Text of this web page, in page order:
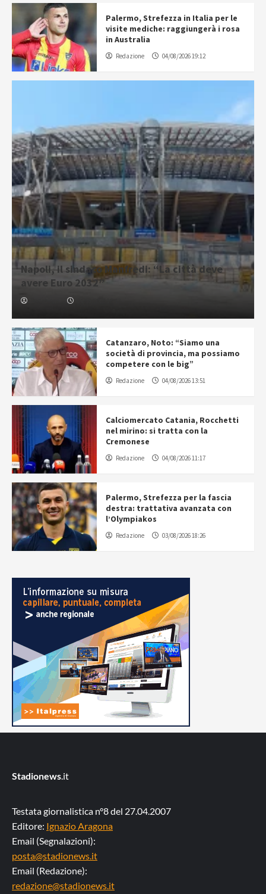
Palermo, Strefezza in Italia per le
visite mediche: raggiungerà i rosa
in Australia
Redazione 04/08/2026 19:12
Napoli, il sindaco Manfredi: “La città deve
avere Euro 2032”
Catanzaro, Noto: “Siamo una
società di provincia, ma possiamo
competere con le big”
Redazione 04/08/2026 13:51
Calciomercato Catania, Rocchetti
nel mirino: si tratta con la
Cremonese
Redazione 04/08/2026 11:17
Palermo, Strefezza per la fascia
destra: trattativa avanzata con
l’Olympiakos
Redazione 03/08/2026 18:26
Stadionews.it
Testata giornalistica n°8 del 27.04.2007
Editore: Ignazio Aragona
Email (Segnalazioni):
posta@stadionews.it
Email (Redazione):
redazione@stadionews.it